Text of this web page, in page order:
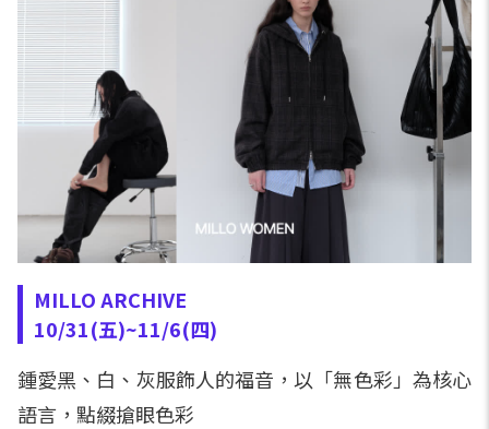
MILLO ARCHIVE
10/31(五)~11/6(四)
鍾愛黑、白、灰服飾人的福音，以「無色彩」為核心
語言，點綴搶眼色彩